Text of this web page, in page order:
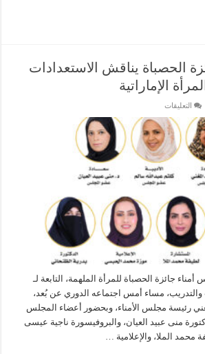
الحصباة يناقش الاستعدادات
الإماراتية
التعليقات
أمناء
جائزة
الحصباة
يناقش
الاستعدادات
النهائية
لملتقى
المرأة
مغلقة
جائزة الحصباة للمرأة الملهمة، التابعة لـ
مساء أمس اجتماعه الدوري عن بُعد،
رئيسة مجلس الأمناء، وبحضور أعضاء المجلس
منى عبيد العيان، والبروفيسورة ناجية عيسى
محمد الملا، والإعلامية …